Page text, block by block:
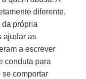
diferente,
própria
ajudar as
a escrever
conduta para
comportar